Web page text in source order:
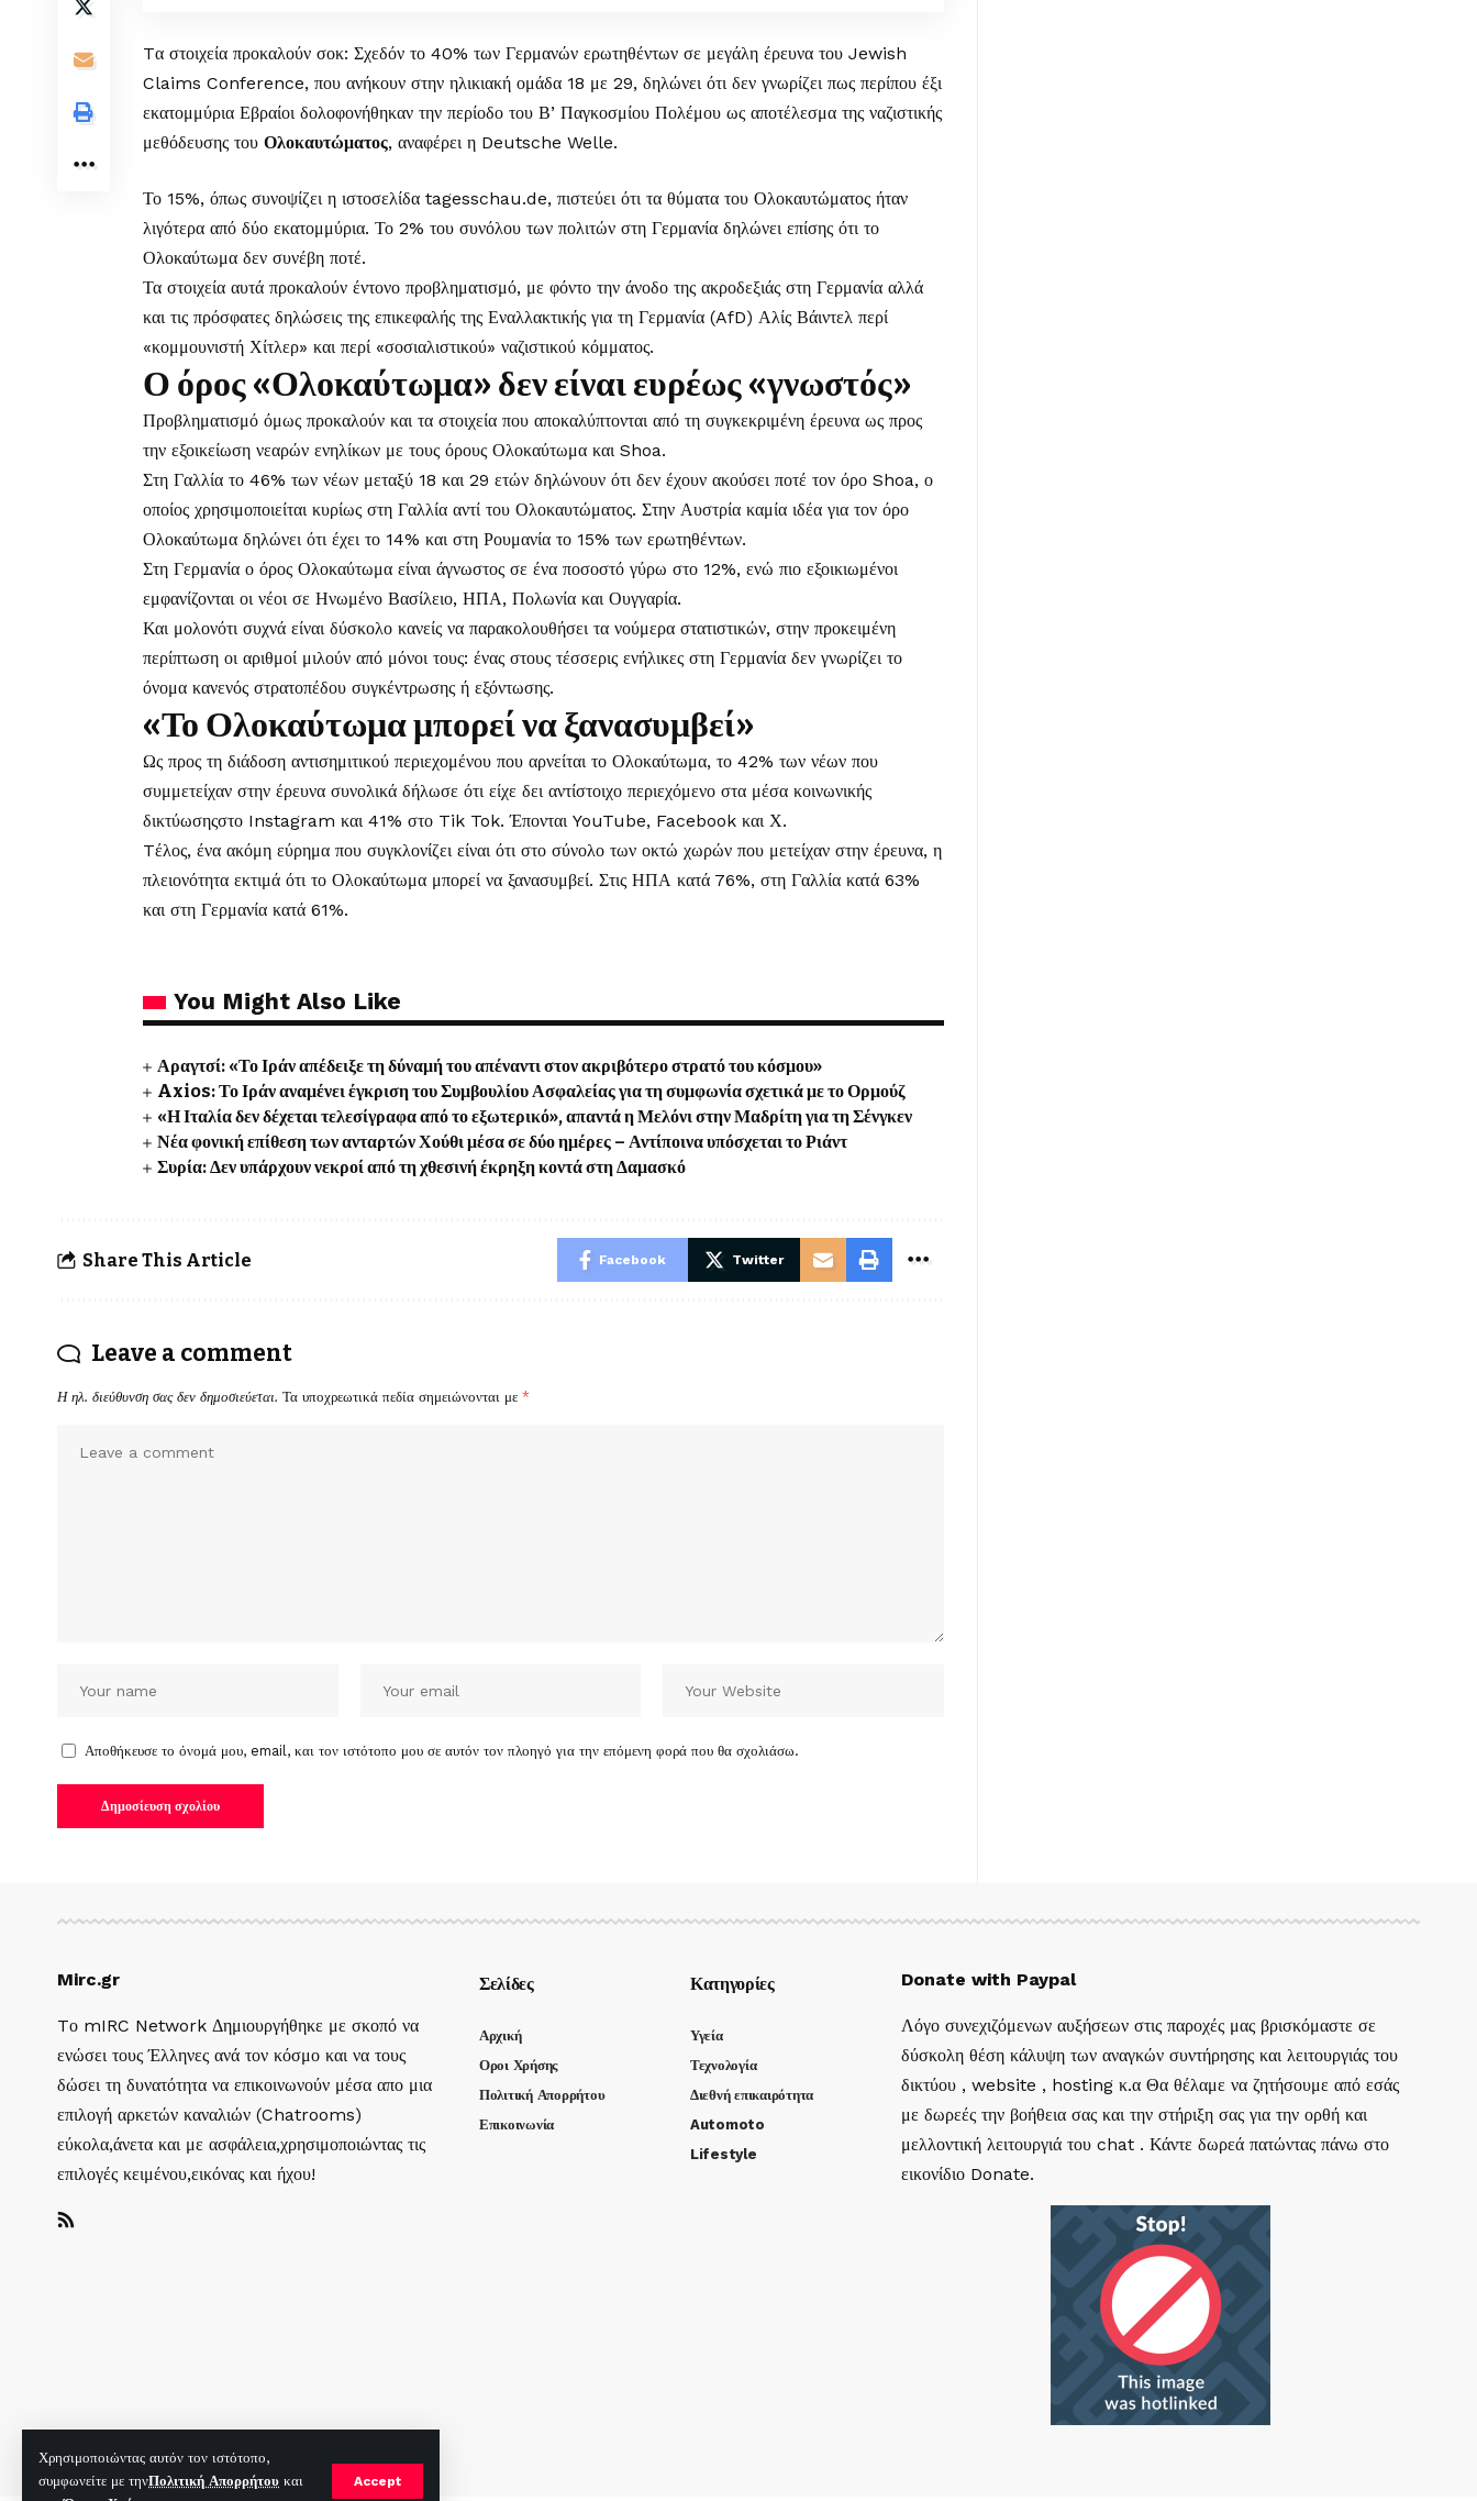
Χρησιμοποιώντας αυτόν τον ιστότοπο,
συμφωνείτε με τηνΠολιτική Απορρήτου και
Accept
Tα στοιχεία προκαλούν σοκ: Σχεδόν το 40% των Γερμανών ερωτηθέντων σε μεγάλη έρευνα του Jewish
Claims Conference, που ανήκουν στην ηλικιακή ομάδα 18 με 29, δηλώνει ότι δεν γνωρίζει πως περίπου έξι
εκατομμύρια Εβραίοι δολοφονήθηκαν την περίοδο του Β’ Παγκοσμίου Πολέμου ως αποτέλεσμα της ναζιστικής
μεθόδευσης του Ολοκαυτώματος, αναφέρει η Deutsche Welle.
Το 15%, όπως συνοψίζει η ιστοσελίδα tagesschau.de, πιστεύει ότι τα θύματα του Ολοκαυτώματος ήταν
λιγότερα από δύο εκατομμύρια. Το 2% του συνόλου των πολιτών στη Γερμανία δηλώνει επίσης ότι το
Ολοκαύτωμα δεν συνέβη ποτέ.
Τα στοιχεία αυτά προκαλούν έντονο προβληματισμό, με φόντο την άνοδο της ακροδεξιάς στη Γερμανία αλλά
και τις πρόσφατες δηλώσεις της επικεφαλής της Εναλλακτικής για τη Γερμανία (AfD) Αλίς Βάιντελ περί
«κομμουνιστή Χίτλερ» και περί «σοσιαλιστικού» ναζιστικού κόμματος.
Ο όρος «Ολοκαύτωμα» δεν είναι ευρέως «γνωστός»
Προβληματισμό όμως προκαλούν και τα στοιχεία που αποκαλύπτονται από τη συγκεκριμένη έρευνα ως προς
την εξοικείωση νεαρών ενηλίκων με τους όρους Ολοκαύτωμα και Shoa.
Στη Γαλλία το 46% των νέων μεταξύ 18 και 29 ετών δηλώνουν ότι δεν έχουν ακούσει ποτέ τον όρο Shoa, ο
οποίος χρησιμοποιείται κυρίως στη Γαλλία αντί του Ολοκαυτώματος. Στην Αυστρία καμία ιδέα για τον όρο
Ολοκαύτωμα δηλώνει ότι έχει το 14% και στη Ρουμανία το 15% των ερωτηθέντων.
Στη Γερμανία ο όρος Ολοκαύτωμα είναι άγνωστος σε ένα ποσοστό γύρω στο 12%, ενώ πιο εξοικιωμένοι
εμφανίζονται οι νέοι σε Ηνωμένο Βασίλειο, ΗΠΑ, Πολωνία και Ουγγαρία.
Και μολονότι συχνά είναι δύσκολο κανείς να παρακολουθήσει τα νούμερα στατιστικών, στην προκειμένη
περίπτωση οι αριθμοί μιλούν από μόνοι τους: ένας στους τέσσερις ενήλικες στη Γερμανία δεν γνωρίζει το
όνομα κανενός στρατοπέδου συγκέντρωσης ή εξόντωσης.
«Το Ολοκαύτωμα μπορεί να ξανασυμβεί»
Ως προς τη διάδοση αντισημιτικού περιεχομένου που αρνείται το Ολοκαύτωμα, το 42% των νέων που
συμμετείχαν στην έρευνα συνολικά δήλωσε ότι είχε δει αντίστοιχο περιεχόμενο στα μέσα κοινωνικής
δικτύωσηςστο Instagram και 41% στο Tik Tok. Έπονται YouTube, Facebook και Χ.
Tέλος, ένα ακόμη εύρημα που συγκλονίζει είναι ότι στο σύνολο των οκτώ χωρών που μετείχαν στην έρευνα, η
πλειονότητα εκτιμά ότι το Ολοκαύτωμα μπορεί να ξανασυμβεί. Στις ΗΠΑ κατά 76%, στη Γαλλία κατά 63%
και στη Γερμανία κατά 61%.
You Might Also Like
Αραγτσί: «Το Ιράν απέδειξε τη δύναμή του απέναντι στον ακριβότερο στρατό του κόσμου»
Axios: Το Ιράν αναμένει έγκριση του Συμβουλίου Ασφαλείας για τη συμφωνία σχετικά με το Ορμούζ
«Η Ιταλία δεν δέχεται τελεσίγραφα από το εξωτερικό», απαντά η Μελόνι στην Μαδρίτη για τη Σένγκεν
Νέα φονική επίθεση των ανταρτών Χούθι μέσα σε δύο ημέρες – Αντίποινα υπόσχεται το Ριάντ
Συρία: Δεν υπάρχουν νεκροί από τη χθεσινή έκρηξη κοντά στη Δαμασκό
Share This Article Facebook Twitter
Leave a comment
Η ηλ. διεύθυνση σας δεν δημοσιεύεται. Τα υποχρεωτικά πεδία σημειώνονται με *
Αποθήκευσε το όνομά μου, email, και τον ιστότοπο μου σε αυτόν τον πλοηγό για την επόμενη φορά που θα σχολιάσω.
Mirc.gr
Tο mIRC Network Δημιουργήθηκε με σκοπό να
ενώσει τους Έλληνες ανά τον κόσμο και να τους
δώσει τη δυνατότητα να επικοινωνούν μέσα απο μια
επιλογή αρκετών καναλιών (Chatrooms)
εύκολα,άνετα και με ασφάλεια,χρησιμοποιώντας τις
επιλογές κειμένου,εικόνας και ήχου!
Σελίδες
Αρχική
Οροι Χρήσης
Πολιτική Απορρήτου
Επικοινωνία
Κατηγορίες
Υγεία
Τεχνολογία
Διεθνή επικαιρότητα
Automoto
Lifestyle
Donate with Paypal
Λόγο συνεχιζόμενων αυξήσεων στις παροχές μας βρισκόμαστε σε
δύσκολη θέση κάλυψη των αναγκών συντήρησης και λειτουργιάς του
δικτύου , website , hosting κ.α Θα θέλαμε να ζητήσουμε από εσάς
με δωρεές την βοήθεια σας και την στήριξη σας για την ορθή και
μελλοντική λειτουργιά του chat . Κάντε δωρεά πατώντας πάνω στο
εικονίδιο Donate.